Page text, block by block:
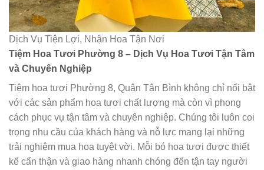
Dịch Vụ Tiện Lợi, Nhận Hoa Tận Nơi
Tiệm Hoa Tươi Phường 8 – Dịch Vụ Hoa Tươi Tận Tâm
và Chuyên Nghiệp
Tiệm hoa tươi Phường 8, Quận Tân Bình không chỉ nổi bật
với các sản phẩm hoa tươi chất lượng mà còn vì phong
cách phục vụ tận tâm và chuyên nghiệp. Chúng tôi luôn coi
trọng nhu cầu của khách hàng và nỗ lực mang lại những
trải nghiệm mua hoa tuyệt vời. Mỗi bó hoa tươi được thiết
kế cẩn thận và giao hàng nhanh chóng đến tận tay người